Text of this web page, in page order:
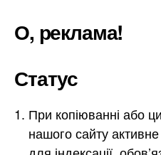
О, реклама!
Статус
При копіюванні або
нашого сайту